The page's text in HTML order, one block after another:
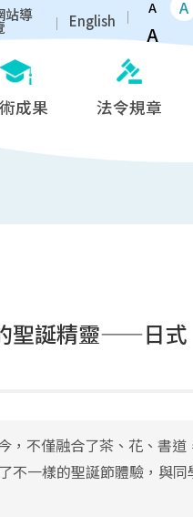
站導 English
A A
A
成果 法令規章
聖誕精靈——日式
，不僅融合了茶、花、書
不一樣的聖誕節體驗，與